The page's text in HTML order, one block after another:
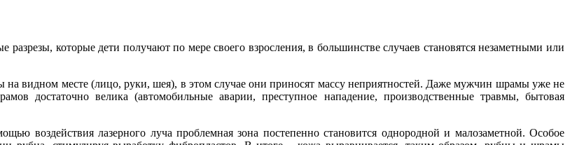
которые дети получают по мере своего взросления, в большинстве случаев становятся незаметными или
на видном месте (лицо, руки, шея), в этом случае они приносят массу неприятностей. Даже мужчин шрамы уже не
достаточно велика (автомобильные аварии, преступное нападение, производственные травмы, бытовая
воздействия лазерного луча проблемная зона постепенно становится однородной и малозаметной. Особое